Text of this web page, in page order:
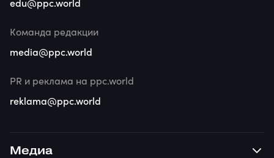
Медиа
Команда редакции
media@ppc.world
PR и реклама на ppc.world
reklama@ppc.world